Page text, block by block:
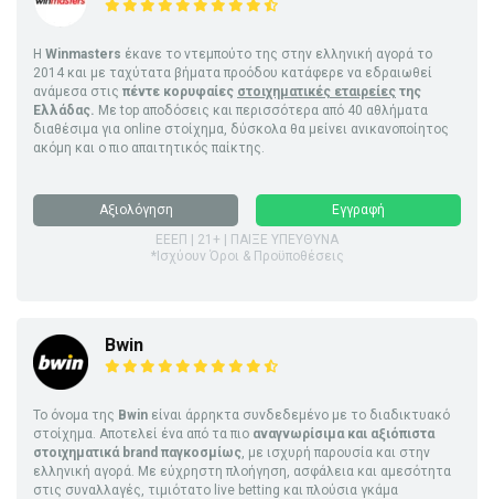
Η Winmasters έκανε το ντεμπούτο της στην ελληνική αγορά το
2014 και με ταχύτατα βήματα προόδου κατάφερε να εδραιωθεί
ανάμεσα στις πέντε κορυφαίες στοιχηματικές εταιρείες της
Ελλάδας. Με top αποδόσεις και περισσότερα από 40 αθλήματα
διαθέσιμα για online στοίχημα, δύσκολα θα μείνει ανικανοποίητος
ακόμη και ο πιο απαιτητικός παίκτης.
Αξιολόγηση
Εγγραφή
ΕΕΕΠ | 21+ | ΠΑΙΞΕ ΥΠΕΥΘΥΝΑ
*Ισχύουν Όροι & Προϋποθέσεις
Bwin
Το όνομα της Bwin είναι άρρηκτα συνδεδεμένο με το διαδικτυακό
στοίχημα. Αποτελεί ένα από τα πιο αναγνωρίσιμα και αξιόπιστα
στοιχηματικά brand παγκοσμίως , με ισχυρή παρουσία και στην
ελληνική αγορά. Με εύχρηστη πλοήγηση, ασφάλεια και αμεσότητα
στις συναλλαγές, τιμιότατο live betting και πλούσια γκάμα